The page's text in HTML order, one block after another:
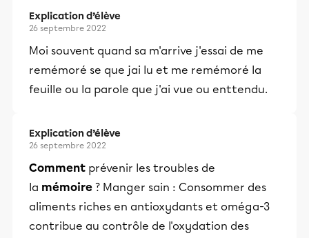
Explication d’élève
26 septembre 2022
Moi souvent quand sa m'arrive j'essai de me
remémoré se que jai lu et me remémoré la
feuille ou la parole que j'ai vue ou enttendu.
Explication d’élève
26 septembre 2022
Comment prévenir les troubles de
la mémoire ? Manger sain : Consommer des
aliments riches en antioxydants et oméga-3
contribue au contrôle de l'oxydation des